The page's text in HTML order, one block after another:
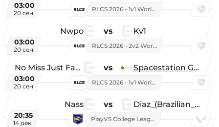
03:00
20 сен
RLCS 2026 - 1v1 World Championship
Nwpo vs Kv1
03:00
20 сен
RLCS 2026 - 2v2 World Championship
No Miss Just Fake vs Spacestation Gaming
03:00
20 сен
RLCS 2026 - 1v1 World Championship
Nass vs Diaz_(Brazilian_Player)
20:35
14 дек
PlayVS College League 2025: Fall